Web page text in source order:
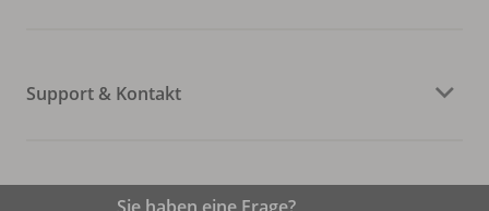
Support & Kontakt